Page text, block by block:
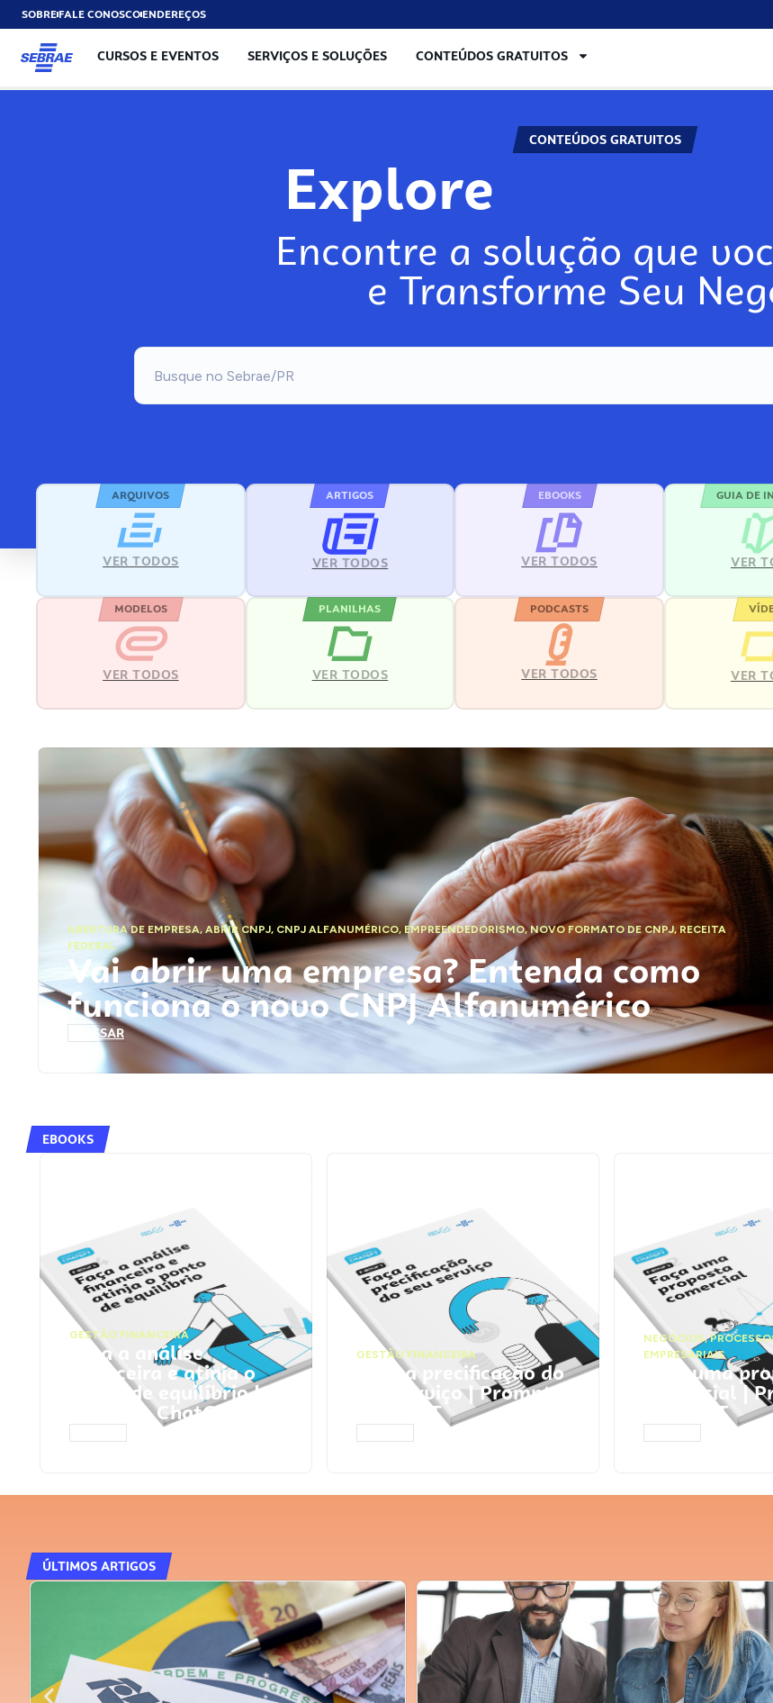
SOBREFALE CONOSCOENDEREÇOS
CURSOS E EVENTOS SERVIÇOS E SOLUÇÕES CONTEÚDOS GRATUITOS
CONTEÚDOS GRATUITOS
Explore
Encontre a solução que
e Transforme Seu
ARQUIVOS
VER TODOS
ARTIGOS
VER TODOS
EBOOKS
VER TODOS
GUIA DE
VER
MODELOS
VER TODOS
PLANILHAS
VER TODOS
PODCASTS
VER TODOS VER
ABERTURA DE EMPRESA,ABRIR CNPJ, CNPJ ALFANUMÉRICO, EMPREENDEDORISMO,NOVO FORMATO DE CNPJ,RECEITA
FEDERAL
Vai abrir uma empresa? Entenda como
funciona o novo CNPJ Alfanumérico
ACESSAR
EBOOKS
GESTÃO FINANCEIRA
Faça a análise
financeira e atinja o
ponto de equilíbrio |
Prompts ChatGPT
GESTÃO FINANCEIRA
Faça a precificação do
seu serviço | Prompts
ChatGPT
NEGÓCIOS,
EMPRESARIAIS
Faça uma
comercial |
ChatGPT
ÚLTIMOS ARTIGOS